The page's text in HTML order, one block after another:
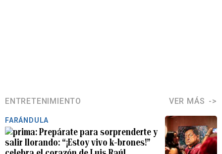
ENTRETENIMIENTO VER MÁS
FARÁNDULA
Prepárate para sorprenderte y
salir llorando: “¡Estoy vivo k-brones!”